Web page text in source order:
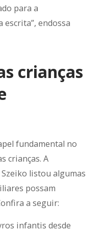
para a
endossa
crianças
fundamental no
crianças. A
listou algumas
possam
a seguir:
infantis desde